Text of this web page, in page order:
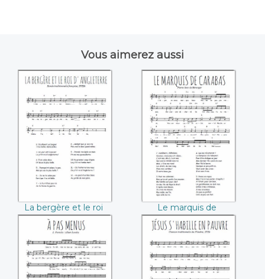
Vous aimerez aussi
La bergère et le roi
d'Angleterre
La bergère et le roi
d'Angleterre
Le marquis de
Carabas (Pierre-
Jean de Béranger)
Le marquis de
Carabas (Pierre-Jean
de Béranger)
A pas menus (L.
Fortolis / Albert
Jésus s'habille en
pauvre